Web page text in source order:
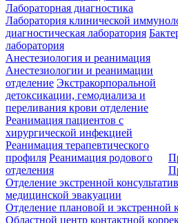
Лабораторная диагностика
Лаборатория клинической
диагностическая лаборатория
лаборатория
Анестезиология и реанимация
Анестезиологии и реанимации
отделение Экстракорпоральной
детоксикации, гемодиализа и
переливания крови отделение
Реанимация пациентов с
хирургической инфекцией
Реанимация терапевтического
профиля Реанимация родового
отделения
Отделение экстренной
медицинской эвакуации
Отделение плановой и экстренной
Областной центр контактной